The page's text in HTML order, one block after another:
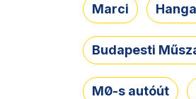
Marci
Budapesti
M0-s autóút